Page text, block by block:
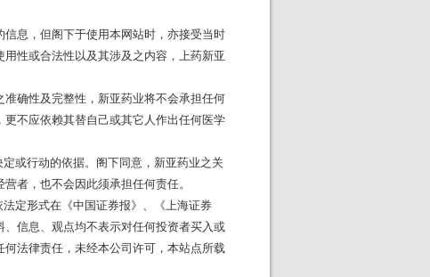
息，但阁下于使用本网站时，亦接受当时
性或合法性以及其涉及之内容，上药新亚
确性及完整性，新亚药业将不会承担任何
不应依赖其替自己或其它人作出任何医学
或行动的依据。阁下同意，新亚药业之关
者，也不会因此须承担任何责任。
定形式在《中国证券报》、《上海证券
信息、观点均不表示对任何投资者买入或
法律责任，未经本公司许可，本站点所载